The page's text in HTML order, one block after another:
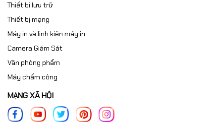
Thiết bi lưu trữ
Thiết bị mạng
Máy in và linh kiện máy in
Camera Giám Sát
Văn phòng phẩm
Máy chấm công
MẠNG XÃ HỘI